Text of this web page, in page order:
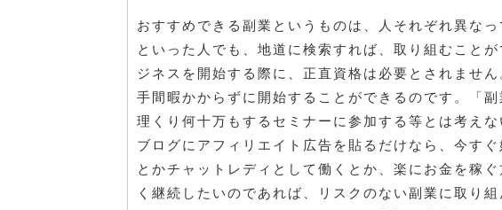
おすすめできる副業というものは、人それぞれ異な
といった人でも、地道に検索すれば、取り組むこと
ジネスを開始する際に、正直資格は必要とされませ
手間暇かからずに開始することができるのです。「
理くり何十万もするセミナーに参加する等とは考え
ブログにアフィリエイト広告を貼るだけなら、今す
とかチャットレディとして働くとか、楽にお金を稼
く継続したいのであれば、リスクのない副業に取り